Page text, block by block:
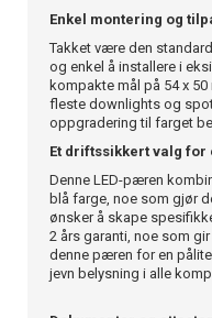
Enkel montering og
Takket være den
og enkel å installere i
kompakte mål på 54 x
fleste downlights og
oppgradering til farget
Et driftssikkert valg for
Denne LED-pæren
blå farge, noe som gjør
ønsker å skape
2 års garanti, noe som
denne pæren for en
jevn belysning i alle